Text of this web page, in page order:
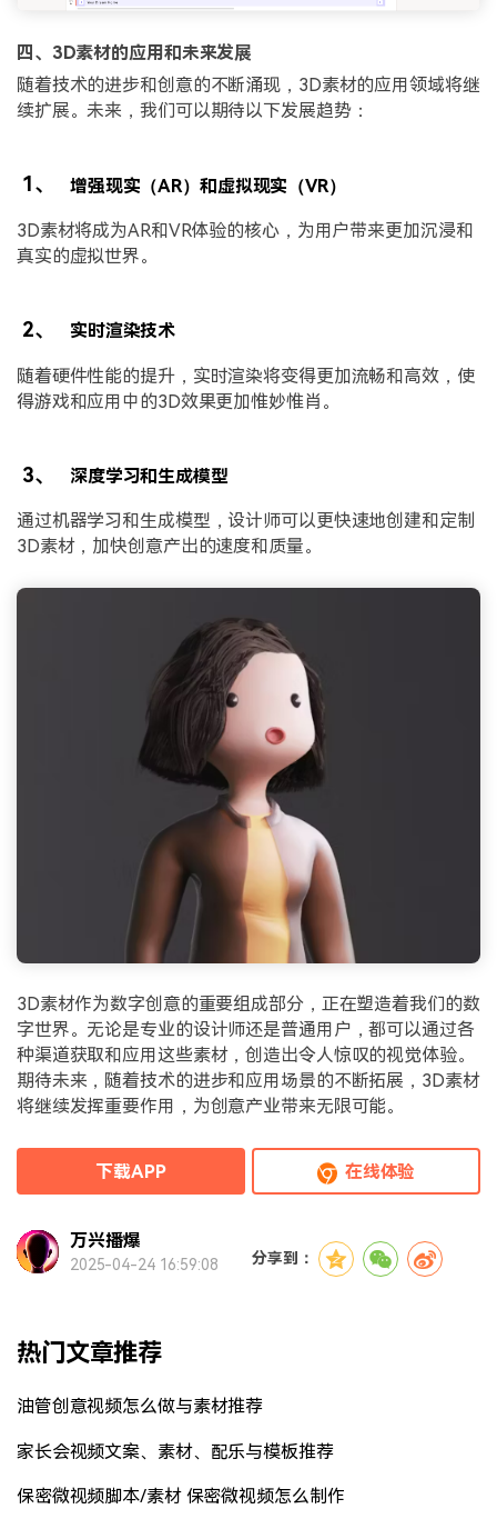
四、3D素材的应用和未来发展
随着技术的进步和创意的不断涌现，3D素材的应用领域将继
续扩展。未来，我们可以期待以下发展趋势：
1、 增强现实（AR）和虚拟现实（VR）
3D素材将成为AR和VR体验的核心，为用户带来更加沉浸和
真实的虚拟世界。
2、 实时渲染技术
随着硬件性能的提升，实时渲染将变得更加流畅和高效，使
得游戏和应用中的3D效果更加惟妙惟肖。
3、 深度学习和生成模型
通过机器学习和生成模型，设计师可以更快速地创建和定制
3D素材，加快创意产出的速度和质量。
3D素材作为数字创意的重要组成部分，正在塑造着我们的数
字世界。无论是专业的设计师还是普通用户，都可以通过各
种渠道获取和应用这些素材，创造出令人惊叹的视觉体验。
期待未来，随着技术的进步和应用场景的不断拓展，3D素材
将继续发挥重要作用，为创意产业带来无限可能。
下载APP 在线体验
万兴播爆
2025-04-24 16:59:08 分享到：
热门文章推荐
油管创意视频怎么做与素材推荐
家长会视频文案、素材、配乐与模板推荐
保密微视频脚本/素材 保密微视频怎么制作